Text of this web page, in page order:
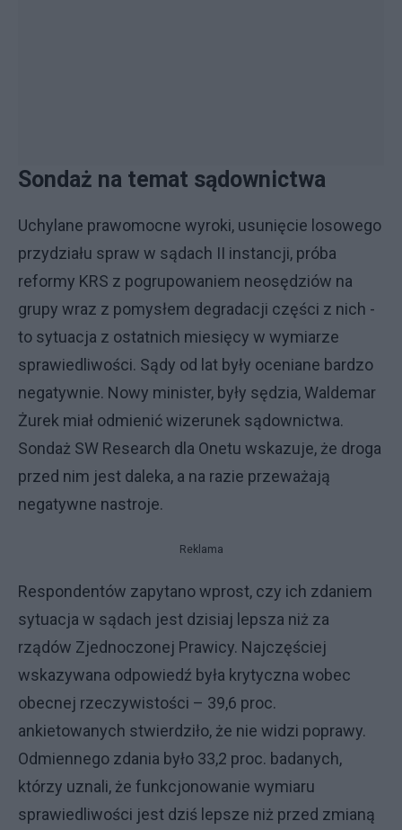
Sondaż na temat sądownictwa
Uchylane prawomocne wyroki, usunięcie losowego
przydziału spraw w sądach II instancji, próba
reformy KRS z pogrupowaniem neosędziów na
grupy wraz z pomysłem degradacji części z nich -
to sytuacja z ostatnich miesięcy w wymiarze
sprawiedliwości. Sądy od lat były oceniane bardzo
negatywnie. Nowy minister, były sędzia, Waldemar
Żurek miał odmienić wizerunek sądownictwa.
Sondaż SW Research dla Onetu wskazuje, że droga
przed nim jest daleka, a na razie przeważają
negatywne nastroje.
Reklama
Respondentów zapytano wprost, czy ich zdaniem
sytuacja w sądach jest dzisiaj lepsza niż za
rządów Zjednoczonej Prawicy. Najczęściej
wskazywana odpowiedź była krytyczna wobec
obecnej rzeczywistości – 39,6 proc.
ankietowanych stwierdziło, że nie widzi poprawy.
Odmiennego zdania było 33,2 proc. badanych,
którzy uznali, że funkcjonowanie wymiaru
sprawiedliwości jest dziś lepsze niż przed zmianą